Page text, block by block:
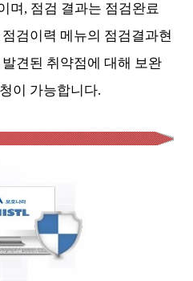
며, 점검 결과는 점검완료
검이력 메뉴의 점검결과현
견된 취약점에 대해 보완
이 가능합니다.